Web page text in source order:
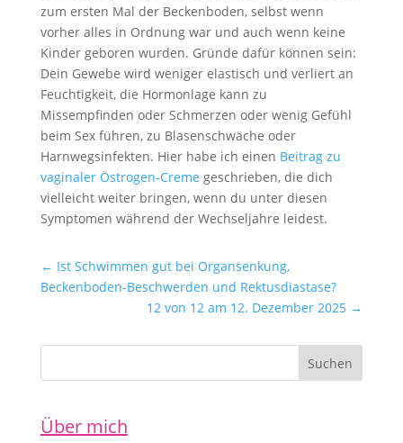
zum ersten Mal der Beckenboden, selbst wenn
vorher alles in Ordnung war und auch wenn keine
Kinder geboren wurden. Gründe dafür können sein:
Dein Gewebe wird weniger elastisch und verliert an
Feuchtigkeit, die Hormonlage kann zu
Missempfinden oder Schmerzen oder wenig Gefühl
beim Sex führen, zu Blasenschwäche oder
Harnwegsinfekten. Hier habe ich einen Beitrag zu
vaginaler Östrogen-Creme geschrieben, die dich
vielleicht weiter bringen, wenn du unter diesen
Symptomen während der Wechseljahre leidest.
← Ist Schwimmen gut bei Organsenkung,
Beckenboden-Beschwerden und Rektusdiastase?
12 von 12 am 12. Dezember 2025 →
Über mich